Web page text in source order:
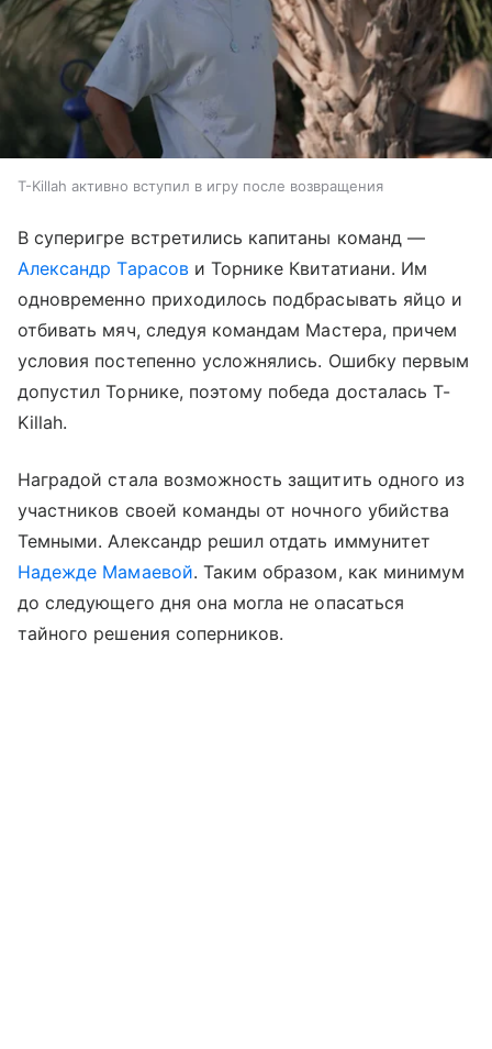
T-Killah активно вступил в игру после возвращения
В суперигре встретились капитаны команд —
Александр Тарасови Торнике Квитатиани. Им
одновременно приходилось подбрасывать яйцо и
отбивать мяч, следуя командам Мастера, причем
условия постепенно усложнялись. Ошибку первым
допустил Торнике, поэтому победа досталась T-
Killah.
Наградой стала возможность защитить одного из
участников своей команды от ночного убийства
Темными. Александр решил отдать иммунитет
Надежде Мамаевой. Таким образом, как минимум
до следующего дня она могла не опасаться
тайного решения соперников.